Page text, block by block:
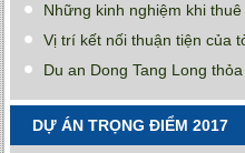
Những kinh nghiệm khi
Vị trí kết nối thuận tiện của
Du an Dong Tang Long
DỰ ÁN TRỌNG ĐIỂM 2017